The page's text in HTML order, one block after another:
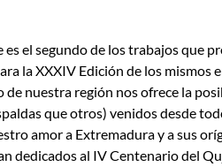
es el segundo de los trabajos que
la XXXIV Edición de los mismos
nuestra región nos ofrece la
que otros) venidos desde
amor a Extremadura y a sus
dedicados al IV Centenario del